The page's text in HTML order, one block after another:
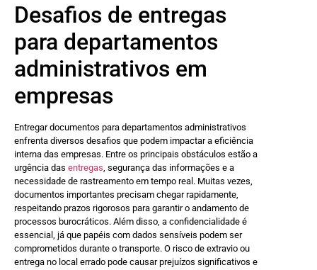
Desafios de entregas
para departamentos
administrativos em
empresas
Entregar documentos para departamentos administrativos
enfrenta diversos desafios que podem impactar a eficiência
interna das empresas. Entre os principais obstáculos estão a
urgência das entregas , segurança das informações e a
necessidade de rastreamento em tempo real. Muitas vezes,
documentos importantes precisam chegar rapidamente,
respeitando prazos rigorosos para garantir o andamento de
processos burocráticos. Além disso, a confidencialidade é
essencial, já que papéis com dados sensíveis podem ser
comprometidos durante o transporte. O risco de extravio ou
entrega no local errado pode causar prejuízos significativos e